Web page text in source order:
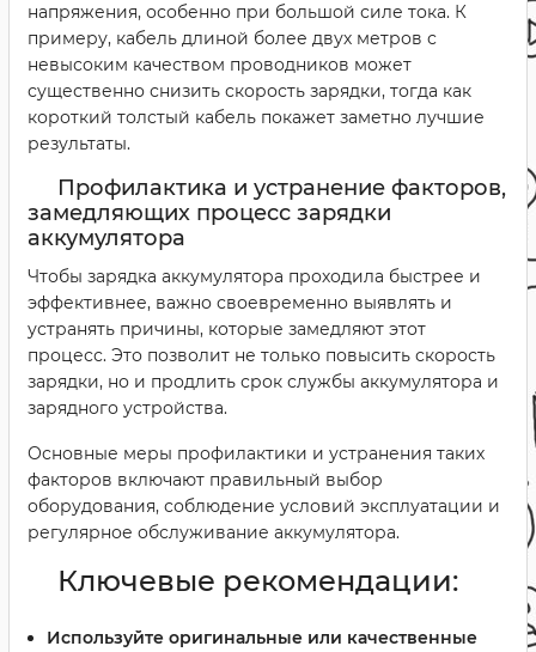
напряжения, особенно при большой силе тока. К
примеру, кабель длиной более двух метров с
невысоким качеством проводников может
существенно снизить скорость зарядки, тогда как
короткий толстый кабель покажет заметно лучшие
результаты.
Профилактика и устранение факторов,
замедляющих процесс зарядки
аккумулятора
Чтобы зарядка аккумулятора проходила быстрее и
эффективнее, важно своевременно выявлять и
устранять причины, которые замедляют этот
процесс. Это позволит не только повысить скорость
зарядки, но и продлить срок службы аккумулятора и
зарядного устройства.
Основные меры профилактики и устранения таких
факторов включают правильный выбор
оборудования, соблюдение условий эксплуатации и
регулярное обслуживание аккумулятора.
Ключевые рекомендации:
Используйте оригинальные или качественные